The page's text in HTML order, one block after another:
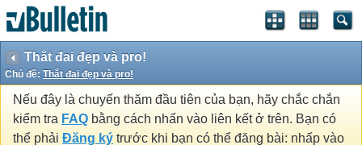
Thắt đai đẹp và pro!
Chủ đề: Thắt đai đẹp và pro!
Nếu đây là chuyến thăm đầu tiên của bạn, hãy chắc chắn
kiểm tra FAQ bằng cách nhấn vào liên kết ở trên. Bạn có
thể phải Đăng ký trước khi bạn có thể đăng bài: nhấp vào